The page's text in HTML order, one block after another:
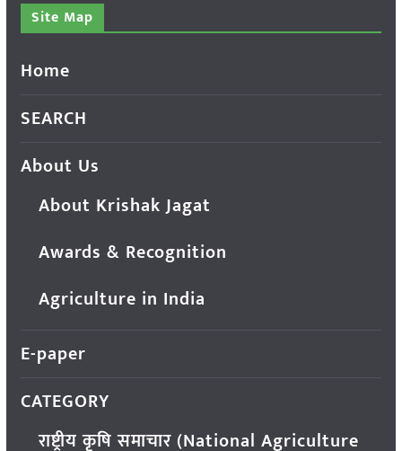
Site Map
Home
SEARCH
About Us
About Krishak Jagat
Awards & Recognition
Agriculture in India
E-paper
CATEGORY
राष्ट्रीय कृषि समाचार (National Agriculture